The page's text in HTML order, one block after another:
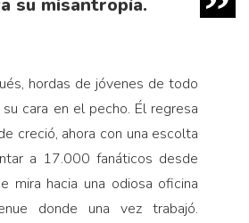
su misantropía.
hordas de jóvenes de todo
cara en el pecho. Él regresa
creció, ahora con una escolta
a 17.000 fanáticos desde
mira hacia una odiosa oficina
donde una vez trabajó.